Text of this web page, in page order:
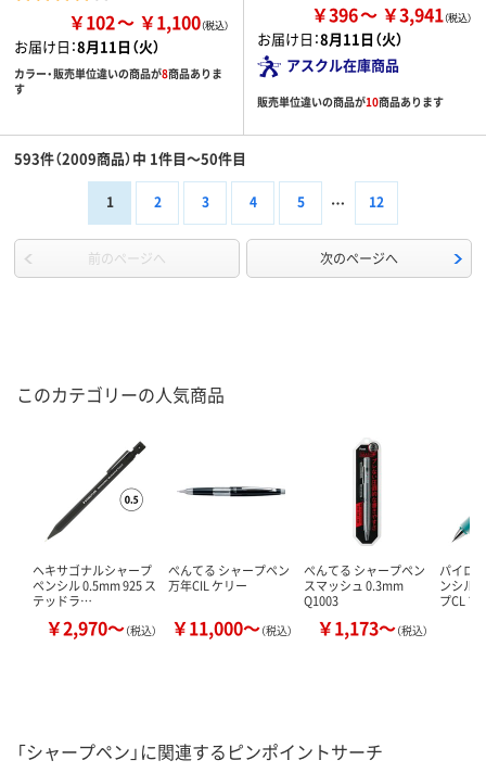
￥102 ￥1,100
お届け日：8月11日（火）
カラー・販売単位違いの商品が8商品ありま
す
￥396 ￥3,941
お届け日：8月11日（火）
アスクル在庫商品
販売単位違いの商品が10商品あります
593件（2009商品）中 1件目～50件目
1 2 3 4 5 12
前のページへ 次のページへ
このカテゴリーの人気商品
ヘキサゴナルシャープ
ペンシル 0.5mm 925 ス
テッドラ…
￥2,970～（税込）
ぺんてる シャープペン
万年CIL ケリー
￥11,000～（税込）
ぺんてる シャープペン
スマッシュ 0.3mm
Q1003
￥1,173～（税込）
パイロ
ンシル
プCL
「シャープペン」に関連するピンポイントサーチ